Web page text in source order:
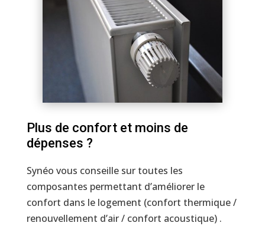
Plus de confort et moins de
dépenses ?
Synéo vous conseille sur toutes les
composantes permettant d’améliorer le
confort dans le logement (confort thermique /
renouvellement d’air / confort acoustique) .